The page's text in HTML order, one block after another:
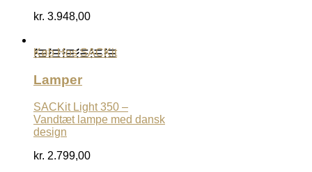
kr. 3.948,00
Køb Hos SACKit
Lamper
SACKit Light 350 –
Vandtæt lampe med dansk
design
kr. 2.799,00